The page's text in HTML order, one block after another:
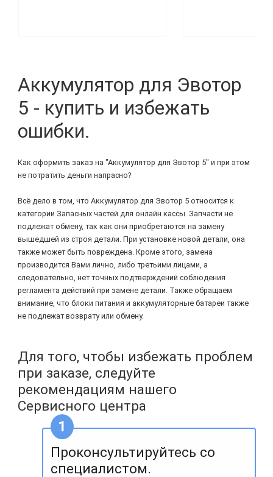
Аккумулятор для Эвотор
5 - купить и избежать
ошибки.
Как оформить заказ на "Аккумулятор для Эвотор 5" и при этом
не потратить деньги напрасно?
Всё дело в том, что Аккумулятор для Эвотор 5 относится к
категории Запасных частей для онлайн кассы. Запчасти не
подлежат обмену, так как они приобретаются на замену
вышедшей из строя детали. При установке новой детали, она
также может быть повреждена. Кроме этого, замена
производится Вами лично, либо третьими лицами, а
следовательно, нет точных подтверждений соблюдения
регламента действий при замене детали. Также обращаем
внимание, что блоки питания и аккумуляторные батареи также
не подлежат возврату или обмену.
Для того, чтобы избежать проблем
при заказе, следуйте
рекомендациям нашего
Сервисного центра
Проконсультируйтесь со
специалистом.